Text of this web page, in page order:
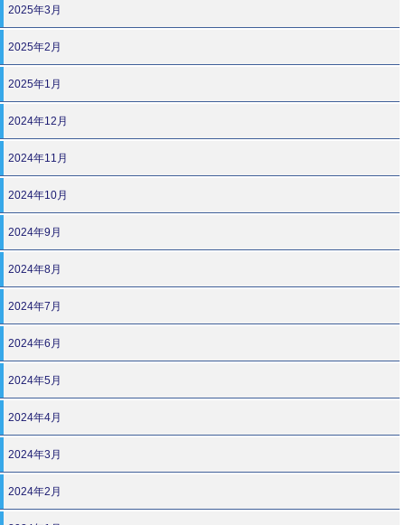
2025年3月
2025年2月
2025年1月
2024年12月
2024年11月
2024年10月
2024年9月
2024年8月
2024年7月
2024年6月
2024年5月
2024年4月
2024年3月
2024年2月